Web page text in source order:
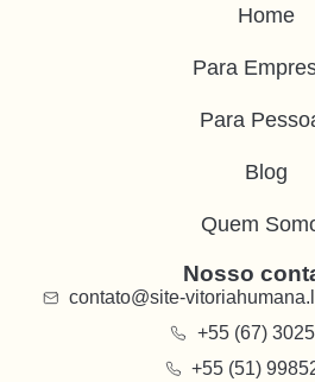
Home
Para
Para
Blog
Quem
Nosso
contato@site-
+55 (67)
+55 (51)